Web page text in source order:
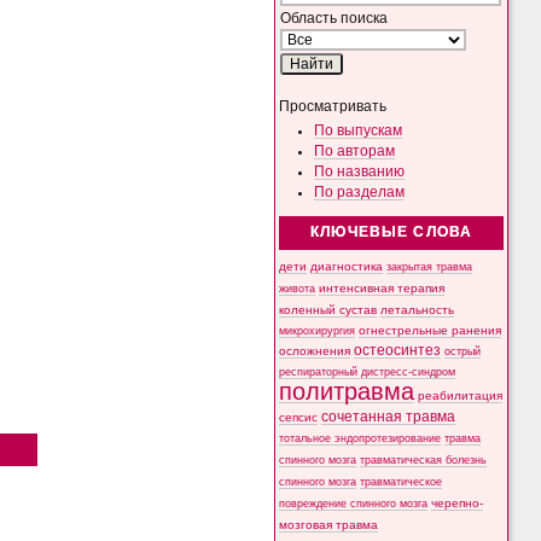
Область поиска
Просматривать
По выпускам
По авторам
По названию
По разделам
КЛЮЧЕВЫЕ СЛОВА
дети диагностика закрытая травма
живота интенсивная терапия
коленный сустав летальность
микрохирургия огнестрельные ранения
осложнения остеосинтез острый
респираторный дистресс-синдром
политравма реабилитация
сепсис сочетанная травма
тотальное эндопротезирование травма
спинного мозга травматическая болезнь
спинного мозга травматическое
повреждение спинного мозга черепно-
мозговая травма